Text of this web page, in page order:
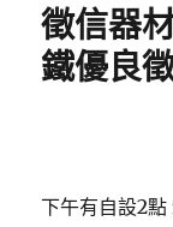
徵信器
鐵優良
下午有自設2點